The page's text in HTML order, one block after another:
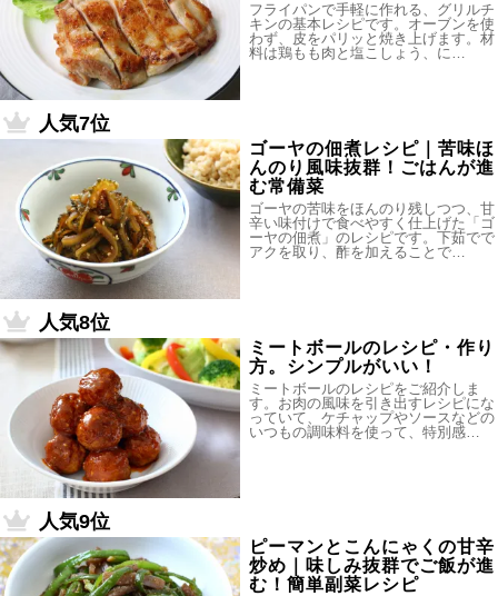
フライパンで手軽に作れる、グリルチ
キンの基本レシピです。オーブンを使
わず、皮をパリッと焼き上げます。材
料は鶏もも肉と塩こしょう、に…
人気7位
ゴーヤの佃煮レシピ｜苦味ほ
んのり風味抜群！ごはんが進
む常備菜
ゴーヤの苦味をほんのり残しつつ、甘
辛い味付けで食べやすく仕上げた「ゴ
ーヤの佃煮」のレシピです。下茹でで
アクを取り、酢を加えることで…
人気8位
ミートボールのレシピ・作り
方。シンプルがいい！
ミートボールのレシピをご紹介しま
す。お肉の風味を引き出すレシピにな
っていて、ケチャップやソースなどの
いつもの調味料を使って、特別感…
人気9位
ピーマンとこんにゃくの甘辛
炒め｜味しみ抜群でご飯が進
む！簡単副菜レシピ